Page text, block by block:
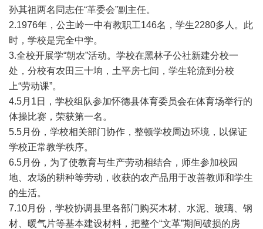
孙其祖两名同志任“革委会”副主任。
2.1976年，公主岭一中有教职工146名，学生2280多人。此
时，学校是完全中学。
3.全校开展学“朝农”活动。学校在黑林子公社新建分校一
处，分校有农田三十垧，土平房七间，学生轮流到分校
上“劳动课”。
4.5月1日，学校组队参加怀德县体育委员会在体育场举行的
体操比赛，荣获第一名。
5.5月份，学校相关部门协作，整顿学校周边环境，以保证
学校正常教学秩序。
6.5月份，为了使教育与生产劳动相结合，师生参加校园
地、农场的耕种等劳动，收获的农产品用于改善教师和学生
的生活。
7.10月份，学校协调县里各部门购买木材、水泥、玻璃、钢
材、暖气片等基本建设材料，把整个“文革”期间破损的房